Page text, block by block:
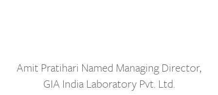
Amit Pratihari Named Managing Director,
GIA India Laboratory Pvt. Ltd.